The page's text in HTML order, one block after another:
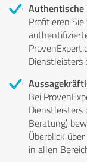
Authentische
Profitieren
Dienstleisters
Bei
Dienstleisters
Beratung)
Überblick
in allen